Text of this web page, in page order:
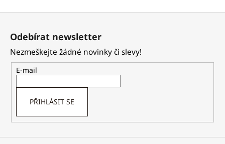
Odebírat newsletter
Nezmeškejte žádné novinky či slevy!
E-mail
PŘIHLÁSIT SE